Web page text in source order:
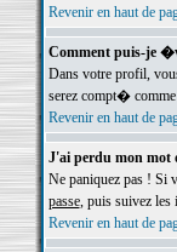
Revenir en haut de
Comment puis-je
Dans votre profil,
serez compt�
Revenir en haut de
J'ai perdu mon mot
Ne paniquez pas !
passe, puis suivez les
Revenir en haut de